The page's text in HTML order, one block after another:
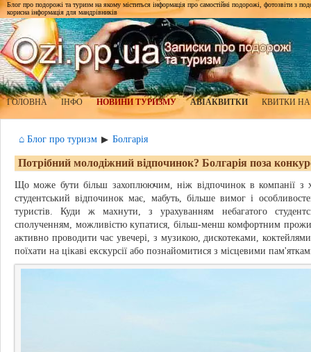
Блог про подорожі та туризм на якому міститься інформація про самостійні подорожі, фотозвіти з
корисна інформація для мандрівників
ГОЛОВНА ІНФО НОВИНИ ТУРИЗМУ АВІАКВИТКИ КВИТКИ
⌂ Блог про туризм ▶ Болгарія
Потрібний молодіжний відпочинок? Болгарія поза
Що може бути більш захоплюючим, ніж відпочинок в компанії
студентський відпочинок має, мабуть, більше вимог і
туристів. Куди ж махнути, з урахуванням небагатого
сполученням, можливістю купатися, більш-менш комфортним
активно проводити час увечері, з музикою, дискотеками,
поїхати на цікаві екскурсії або познайомитися з місцевими